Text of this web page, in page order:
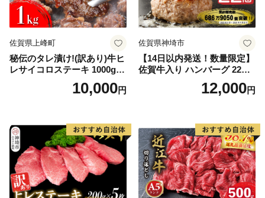
佐賀県上峰町
秘伝のタレ漬け!(訳あり)牛ヒ
レサイコロステーキ 1000g
10,000円
佐賀県神埼市
【14日以内発送！数量限定】
佐賀牛入り ハンバーグ 22個
2.6kg(120g×22個)【佐賀牛
黒毛和牛 ブランド牛 九州 ハ
気】(H083106)
12,000円